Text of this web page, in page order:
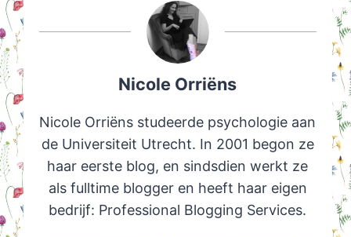
Nicole Orriëns
Nicole Orriëns studeerde psychologie aan
de Universiteit Utrecht. In 2001 begon ze
haar eerste blog, en sindsdien werkt ze
als fulltime blogger en heeft haar eigen
bedrijf: Professional Blogging Services.